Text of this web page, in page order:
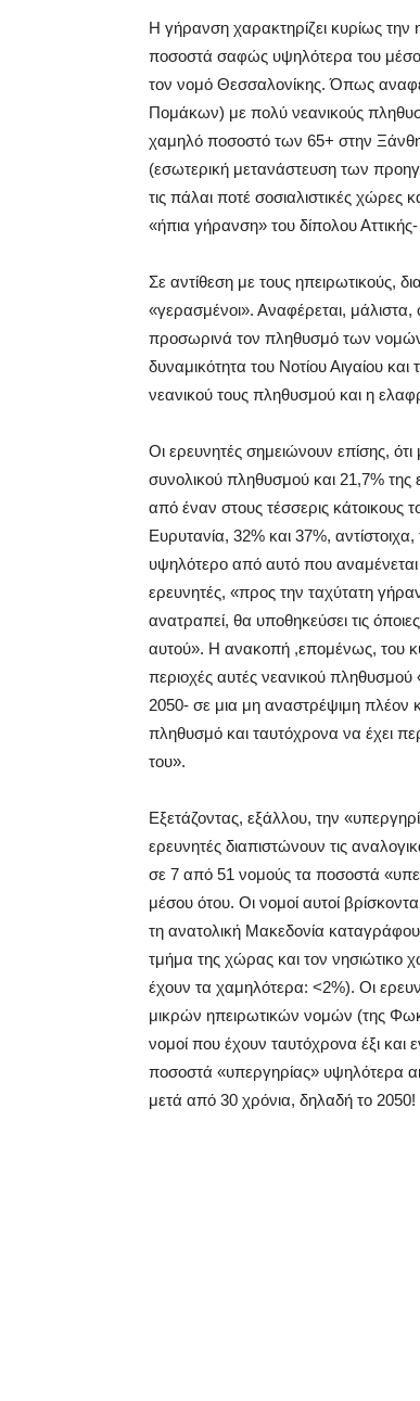
Η γήρανση χαρακτηρίζει κυρίως
ποσοστά σαφώς υψηλότερα του μέσου
τον νομό Θεσσαλονίκης. Όπως
Πομάκων) με πολύ νεανικούς
χαμηλό ποσοστό των 65+ στην
(εσωτερική μετανάστευση των
τις πάλαι ποτέ σοσιαλιστικές
«ήπια γήρανση» του δίπολου
Σε αντίθεση με τους ηπειρωτικούς,
«γερασμένοι». Αναφέρεται,
προσωρινά τον πληθυσμό των
δυναμικότητα του Νοτίου Αιγαίου
νεανικού τους πληθυσμού και η
Οι ερευνητές σημειώνουν επίσης,
συνολικού πληθυσμού και 21,7%
από έναν στους τέσσερις κάτοικους
Ευρυτανία, 32% και 37%,
υψηλότερο από αυτό που
ερευνητές, «προς την ταχύτατη
ανατραπεί, θα υποθηκεύσει τις
αυτού». Η ανακοπή ,επομένως, του
περιοχές αυτές νεανικού
2050- σε μια μη αναστρέψιμη
πληθυσμό και ταυτόχρονα να έχει
του».
Εξετάζοντας, εξάλλου, την
ερευνητές διαπιστώνουν τις
σε 7 από 51 νομούς τα ποσοστά
μέσου ότου. Οι νομοί αυτοί
τη ανατολική Μακεδονία
τμήμα της χώρας και τον
έχουν τα χαμηλότερα: <2%). Οι
μικρών ηπειρωτικών νομών (της
νομοί που έχουν ταυτόχρονα έξι και
ποσοστά «υπεργηρίας» υψηλότερα
μετά από 30 χρόνια, δηλαδή το 2050!